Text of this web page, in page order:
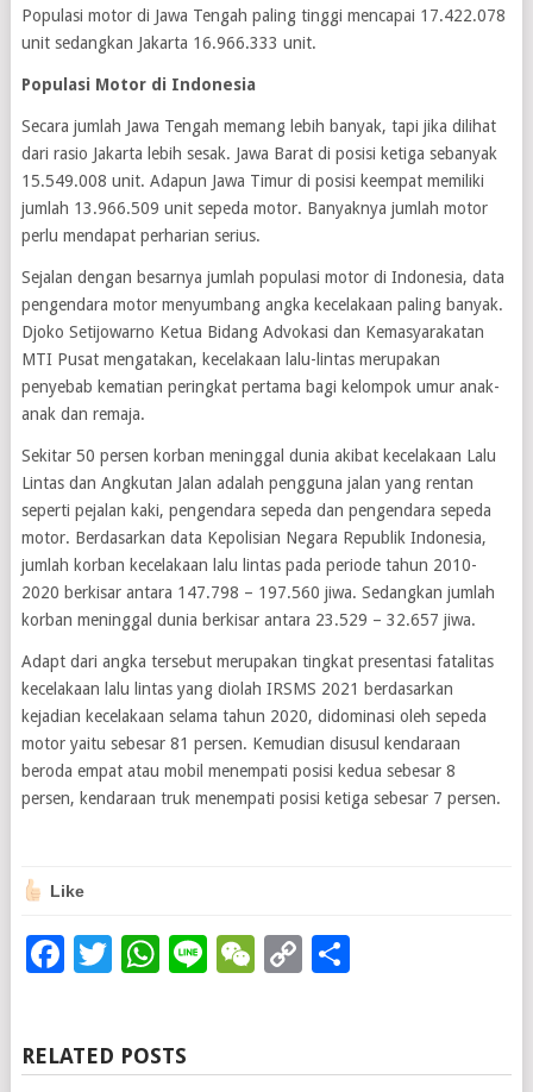
Populasi motor di Jawa Tengah paling tinggi mencapai 17.422.078
unit sedangkan Jakarta 16.966.333 unit.
Populasi Motor di Indonesia
Secara jumlah Jawa Tengah memang lebih banyak, tapi jika dilihat
dari rasio Jakarta lebih sesak. Jawa Barat di posisi ketiga sebanyak
15.549.008 unit. Adapun Jawa Timur di posisi keempat memiliki
jumlah 13.966.509 unit sepeda motor. Banyaknya jumlah motor
perlu mendapat perharian serius.
Sejalan dengan besarnya jumlah populasi motor di Indonesia, data
pengendara motor menyumbang angka kecelakaan paling banyak.
Djoko Setijowarno Ketua Bidang Advokasi dan Kemasyarakatan
MTI Pusat mengatakan, kecelakaan lalu-lintas merupakan
penyebab kematian peringkat pertama bagi kelompok umur anak-
anak dan remaja.
Sekitar 50 persen korban meninggal dunia akibat kecelakaan Lalu
Lintas dan Angkutan Jalan adalah pengguna jalan yang rentan
seperti pejalan kaki, pengendara sepeda dan pengendara sepeda
motor. Berdasarkan data Kepolisian Negara Republik Indonesia,
jumlah korban kecelakaan lalu lintas pada periode tahun 2010-
2020 berkisar antara 147.798 – 197.560 jiwa. Sedangkan jumlah
korban meninggal dunia berkisar antara 23.529 – 32.657 jiwa.
Adapt dari angka tersebut merupakan tingkat presentasi fatalitas
kecelakaan lalu lintas yang diolah IRSMS 2021 berdasarkan
kejadian kecelakaan selama tahun 2020, didominasi oleh sepeda
motor yaitu sebesar 81 persen. Kemudian disusul kendaraan
beroda empat atau mobil menempati posisi kedua sebesar 8
persen, kendaraan truk menempati posisi ketiga sebesar 7 persen.
Like
Facebook
Twitter
WhatsApp
LineWeChat
CopyShare
RELATED POSTS